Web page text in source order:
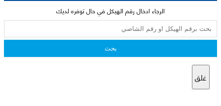
الرجاء ادخال رقم الهيكل في حال توفره لديك
بحث
غلق